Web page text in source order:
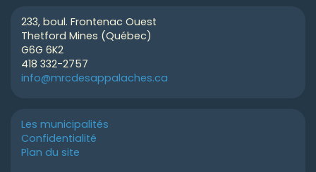
233, boul. Frontenac Ouest
Thetford Mines (Québec)
G6G 6K2
418 332-2757
info@mrcdesappalaches.ca
Les municipalités
Confidentialité
Plan du site